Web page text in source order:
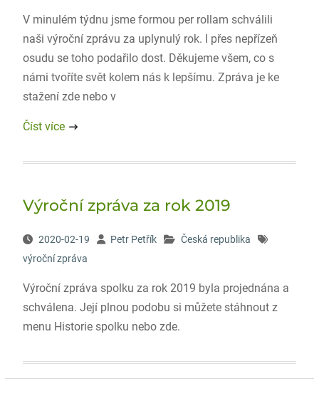
V minulém týdnu jsme formou per rollam schválili
naši výroční zprávu za uplynulý rok. I přes nepřízeň
osudu se toho podařilo dost. Děkujeme všem, co s
námi tvoříte svět kolem nás k lepšímu. Zpráva je ke
stažení zde nebo v
Číst více
Výroční zpráva za rok 2019
2020-02-19 Petr Petřík
Česká republika
výroční zpráva
Výroční zpráva spolku za rok 2019 byla projednána a
schválena. Její plnou podobu si můžete stáhnout z
menu Historie spolku nebo zde.